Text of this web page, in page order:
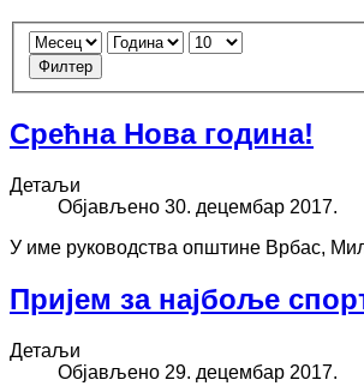
Филтер
Срећна Нова година!
Детаљи
Објављено 30. децембар 2017.
У име руководства општине Врбас,
Пријем за најбоље
Детаљи
Објављено 29. децембар 2017.